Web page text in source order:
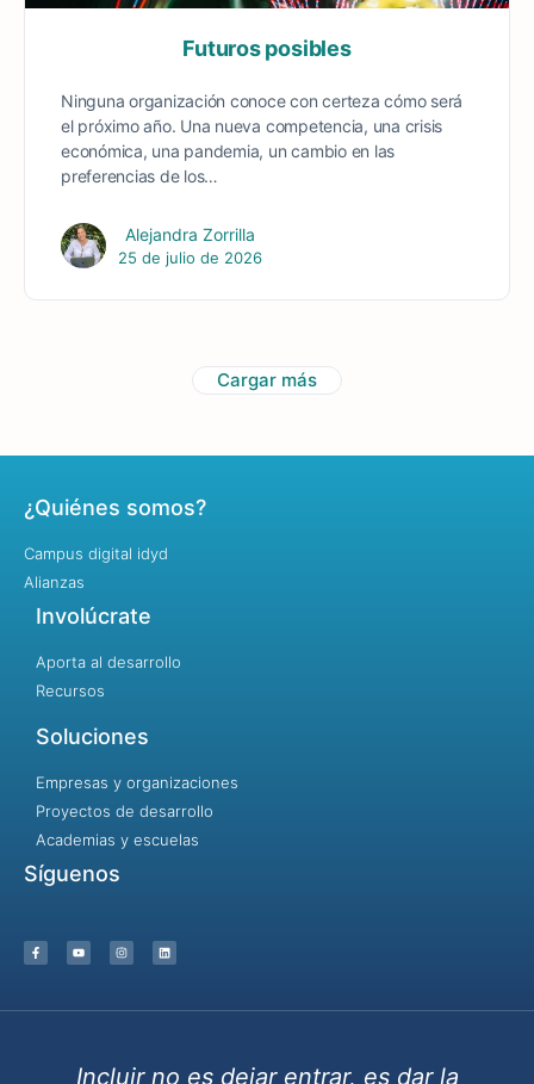
Futuros posibles
Ninguna organización conoce con certeza cómo será
el próximo año. Una nueva competencia, una crisis
económica, una pandemia, un cambio en las
preferencias de los…
Alejandra Zorrilla
25 de julio de 2026
Cargar más
¿Quiénes somos?
Campus digital idyd
Alianzas
Involúcrate
Aporta al desarrollo
Recursos
Soluciones
Empresas y organizaciones
Proyectos de desarrollo
Academias y escuelas
Síguenos
Incluir no es dejar entrar, es dar la